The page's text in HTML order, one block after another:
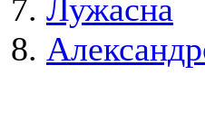
Лужасна